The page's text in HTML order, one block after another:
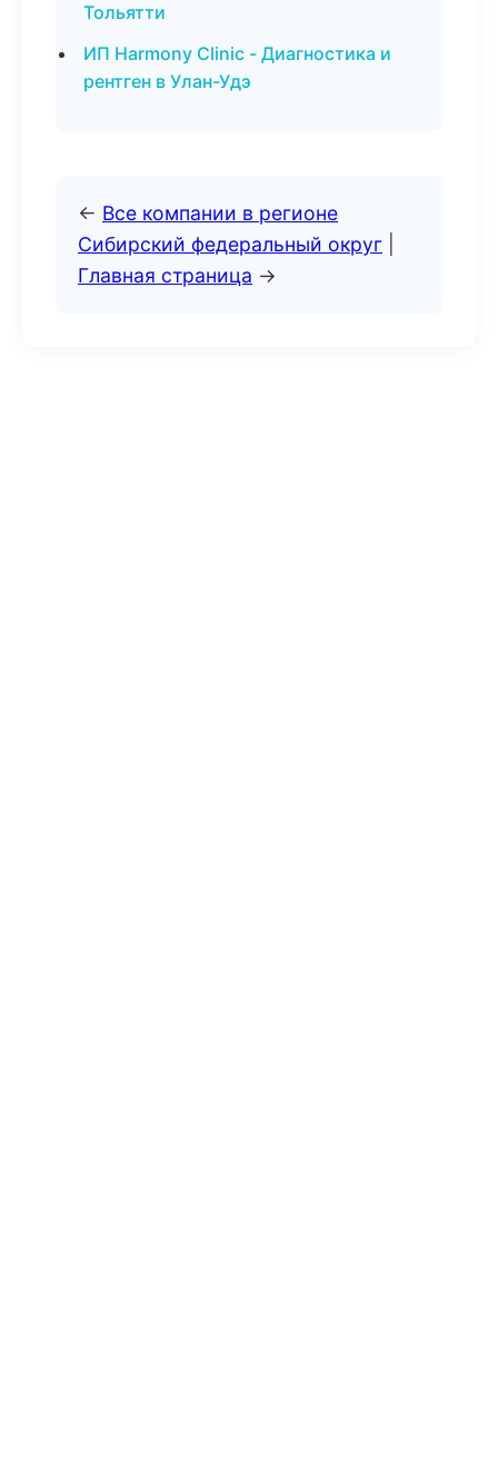
Тольятти
ИП Harmony Clinic - Диагностика и
рентген в Улан-Удэ
← Все компании в регионе
Сибирский федеральный округ
Главная страница →